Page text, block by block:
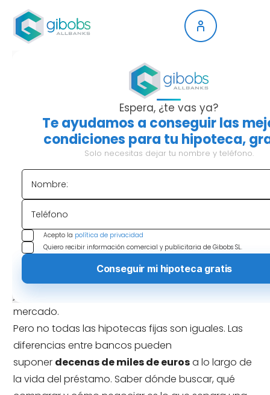
Espera, ¿te vas ya?
Te ayudamos a conseguir las
condiciones para tu hipoteca,
Solo necesitas dejar tu nombre y teléfono.
Nombre:
Teléfono
Acepto la política de privacidad
Quiero recibir información comercial y publicitaria de Gibobs SL.
¿CUÁLES SON LAS
MEJORES HIPOTECAS
FIJAS DE JULIO 2026?
Si estás buscando hipoteca ahora mismo, ya
también tiene mucho valor. En julio de 2026, las
hipotecas fijas siguen siendo la opción mayoritaria
en España:el 92% de las hipotecas firmadas en
el último mes fueron a tipo fijo. Con el Banco
Central Europeo manteniendo los tipos en el2%
el euríbor rondando el
2,82%
, pocos quieren
mercado.
Pero no todas las hipotecas fijas son iguales. Las
diferencias entre bancos pueden
suponer decenas de miles de eurosa lo largo de
la vida del préstamo. Saber dónde buscar, qué